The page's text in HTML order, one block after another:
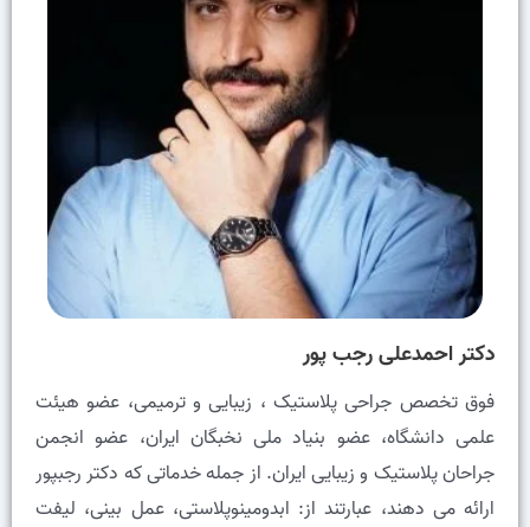
دکتر احمدعلی رجب پور
فوق تخصص جراحی پلاستیک ، زیبایی و ترمیمی، عضو هيئت
علمى دانشگاه، عضو بنیاد ملی نخبگان ایران، عضو انجمن
جراحان پلاستیک و زیبایی ایران. از جمله خدماتی که دکتر رجبپور
ارائه می دهند، عبارتند از: ابدومینوپلاستی، عمل بینی، لیفت